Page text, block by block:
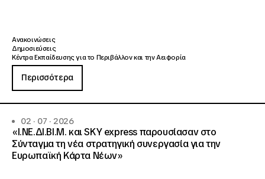
Ανακοινώσεις
Δημοσιεύσεις
Κέντρα Εκπαίδευσης για το Περιβάλλον και την Αειφορία
Περισσότερα
02 · 07 · 2026
«Ι.ΝΕ.ΔΙ.ΒΙ.Μ. και SKY express παρουσίασαν στο
Σύνταγμα τη νέα στρατηγική συνεργασία για την
Ευρωπαϊκή Κάρτα Νέων»